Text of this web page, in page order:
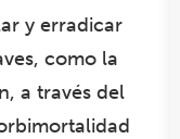
y erradicar
como la
a través del